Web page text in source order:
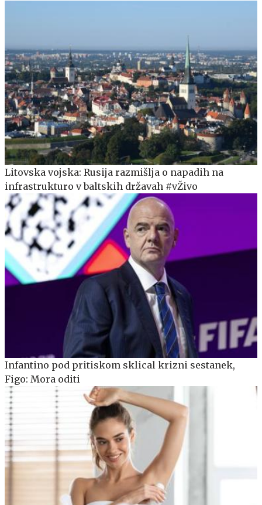
Litovska vojska: Rusija razmišlja o napadih na
infrastrukturo v baltskih državah #vŽivo
Infantino pod pritiskom sklical krizni sestanek,
Figo: Mora oditi